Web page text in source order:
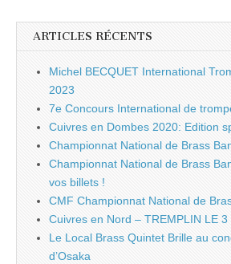
ARTICLES RÉCENTS
Michel BECQUET International
2023
7e Concours International de
Cuivres en Dombes 2020: Edition
Championnat National de Brass
Championnat National de Brass
vos billets !
CMF Championnat National de
Cuivres en Nord – TREMPLIN LE
Le Local Brass Quintet Brille au
d’Osaka